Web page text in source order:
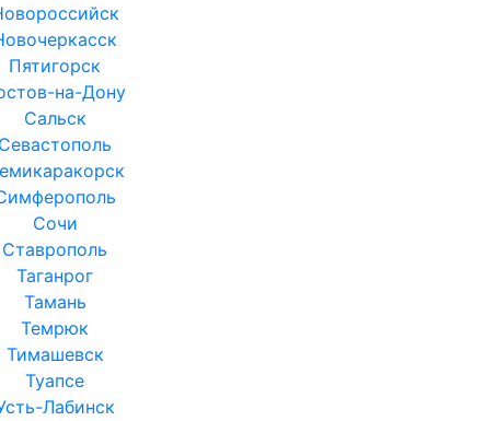
Пятигорск
на-Дону
Сальск
Сочи
Ставрополь
Таганрог
Тамань
Темрюк
Тимашевск
Туапсе
Лабинск